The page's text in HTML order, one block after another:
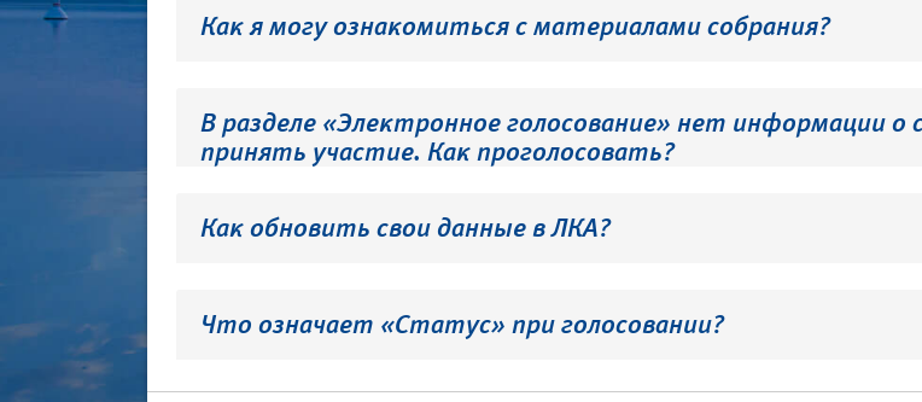
Как я могу ознакомиться с материалами собрания?
В разделе «Электронное голосование» нет информации о
принять участие. Как проголосовать?
Как обновить свои данные в ЛКА?
Что означает «Статус» при голосовании?